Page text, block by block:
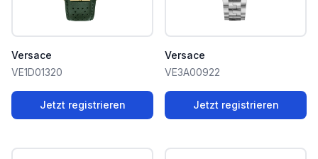
Versace
VE1D01320
Jetzt registrieren
Versace
VE3A00922
Jetzt registrieren